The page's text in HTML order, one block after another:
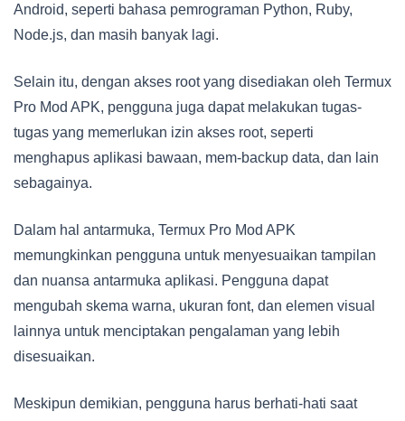
Android, seperti bahasa pemrograman Python, Ruby,
Node.js, dan masih banyak lagi.
Selain itu, dengan akses root yang disediakan oleh Termux
Pro Mod APK, pengguna juga dapat melakukan tugas-
tugas yang memerlukan izin akses root, seperti
menghapus aplikasi bawaan, mem-backup data, dan lain
sebagainya.
Dalam hal antarmuka, Termux Pro Mod APK
memungkinkan pengguna untuk menyesuaikan tampilan
dan nuansa antarmuka aplikasi. Pengguna dapat
mengubah skema warna, ukuran font, dan elemen visual
lainnya untuk menciptakan pengalaman yang lebih
disesuaikan.
Meskipun demikian, pengguna harus berhati-hati saat